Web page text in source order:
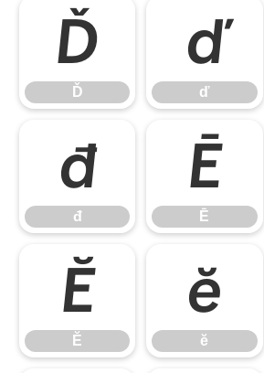
Ď
Ď
ď
ď
đ
đ
Ē
Ē
Ĕ
Ĕ
ĕ
ĕ